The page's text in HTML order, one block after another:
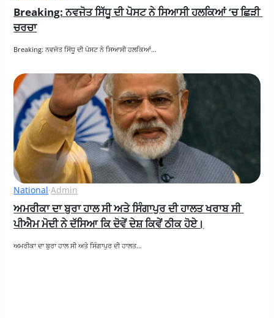
Breaking: ਨਵਜੋਤ ਸਿੱਧੂ ਦੀ ਪੋਸਟ ਨੇ ਸਿਆਸੀ ਹਲਕਿਆਂ ‘ਚ ਛਿੜੀ
ਚਰਚਾ
Breaking: ਨਵਜੋਤ ਸਿੱਧੂ ਦੀ ਪੋਸਟ ਨੇ ਸਿਆਸੀ ਹਲਕਿਆਂ…
National·Admin
ਅਮਰੀਕਾ ਦਾ ਬੁਰਾ ਹਾਲ ਸੀ ਅਤੇ ਸਿੰਗਾਪੁਰ ਦੀ ਹਾਲਤ ਖਰਾਬ ਸੀ
ਪੀਐਮ ਮੋਦੀ ਨੇ ਦੱਸਿਆ ਕਿ ਦੋਵੇਂ ਦੇਸ਼ ਕਿਵੇਂ ਠੀਕ ਹੋਏ।
ਅਮਰੀਕਾ ਦਾ ਬੁਰਾ ਹਾਲ ਸੀ ਅਤੇ ਸਿੰਗਾਪੁਰ ਦੀ ਹਾਲਤ…